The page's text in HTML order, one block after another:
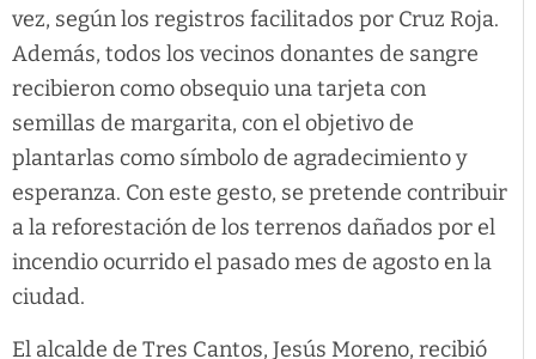
vez, según los registros facilitados por Cruz Roja.
Además, todos los vecinos donantes de sangre
recibieron como obsequio una tarjeta con
semillas de margarita, con el objetivo de
plantarlas como símbolo de agradecimiento y
esperanza. Con este gesto, se pretende contribuir
a la reforestación de los terrenos dañados por el
incendio ocurrido el pasado mes de agosto en la
ciudad.
El alcalde de Tres Cantos, Jesús Moreno, recibió